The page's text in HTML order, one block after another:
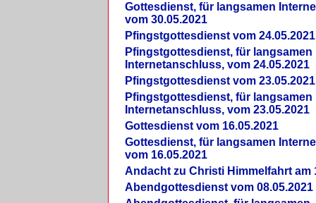
Gottesdienst, für langsamen
vom 30.05.2021
Pfingstgottesdienst vom 24.05.2021
Pfingstgottesdienst, für langsamen
Internetanschluss, vom 24.05.2021
Pfingstgottesdienst vom 23.05.2021
Pfingstgottesdienst, für langsamen
Internetanschluss, vom 23.05.2021
Gottesdienst vom 16.05.2021
Gottesdienst, für langsamen
vom 16.05.2021
Andacht zu Christi Himmelfahrt am
Abendgottesdienst vom 08.05.2021